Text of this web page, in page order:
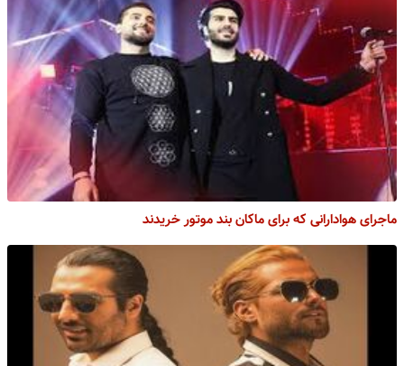
ماجرای هوادارانی که برای ماکان بند موتور خریدند